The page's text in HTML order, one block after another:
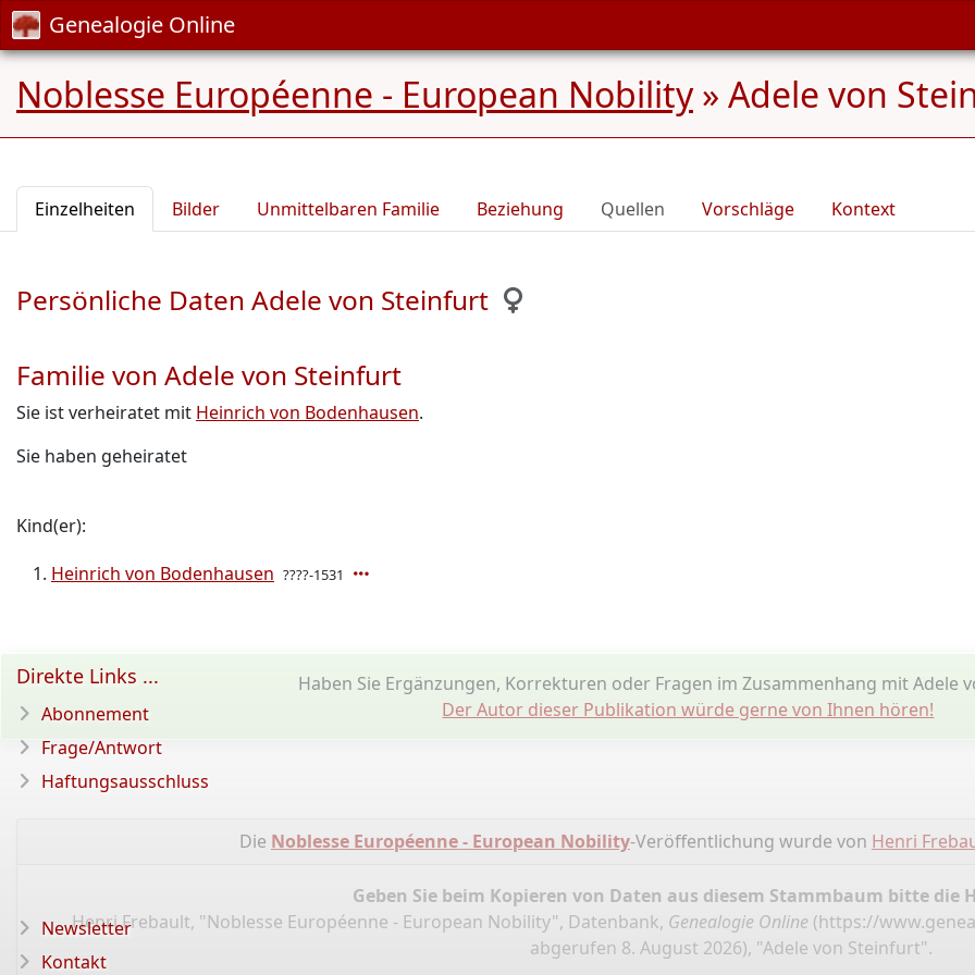
Genealogie Online
Noblesse Européenne - European Nobility» Adele von
Einzelheiten Bilder Unmittelbaren Familie Beziehung Quellen Vorschläge Kontext
Persönliche Daten Adele von Steinfurt
Familie von Adele von Steinfurt
Sie ist verheiratet mit Heinrich von Bodenhausen.
Sie haben geheiratet
Kind(er):
Heinrich von Bodenhausen ????-1531
Haben Sie Ergänzungen, Korrekturen oder Fragen im Zusammenhang mit Adele
Der Autor dieser Publikation würde gerne von Ihnen hören!
Die Noblesse Européenne - European Nobility-Veröffentlichung wurde von Henri
Geben Sie beim Kopieren von Daten aus diesem Stammbaum bitte die
Henri Frebault, "Noblesse Européenne - European Nobility", Datenbank, Genealogie Online (https://
abgerufen 8. August 2026), "Adele von Steinfurt".
Direkte Links ...
Abonnement
Frage/Antwort
Haftungsausschluss
Newsletter
Kontakt